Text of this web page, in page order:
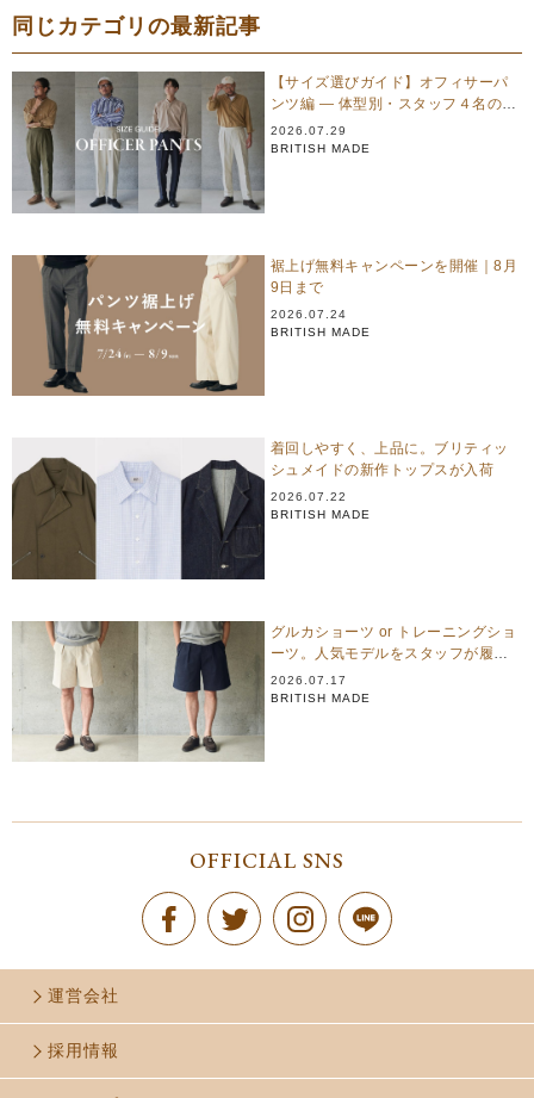
同じカテゴリの最新記事
【サイズ選びガイド】オフィサーパ
ンツ編 — 体型別・スタッフ４名のリ
アル試着
2026.07.29
BRITISH MADE
裾上げ無料キャンペーンを開催｜8月
9日まで
2026.07.24
BRITISH MADE
着回しやすく、上品に。ブリティッ
シュメイドの新作トップスが入荷
2026.07.22
BRITISH MADE
グルカショーツ or トレーニングショ
ーツ。人気モデルをスタッフが履き
比べ
2026.07.17
BRITISH MADE
OFFICIAL SNS
運営会社
採用情報